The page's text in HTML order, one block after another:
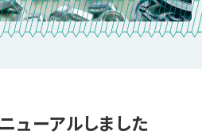
ューアルしました